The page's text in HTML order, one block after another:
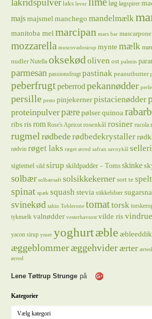
lakridspulver laks lever løg løgspirer
majsmajsmel manchego mandelmælk
manitoba mel marcipan mars bar mascarpone
mozzarella muscovadosirup mynte mælk
nudler Nutella oksekødoliven ost palmin
parmesan passionsfrugt pastinak peanutbutter
peberfrugtpeberrodpekannødder
persille pesto pinjekerner pistacienødder
proteinpulverpære pølser quinoa
ribs risrom Rose's Apricot rosenkål rosiner rucola
rugmel rødbederødbedekrystaller
rødvin røget laks røget ørred safran savoykål selleri
sigtemel sild sirup skildpadder - Toms skinke
solbær solbærsaft solsikkekerner sort te
spinat spæk squash stevia stikkelsbær
svinekød tahin Toblerone tomattorsk
tykmælk valnødder vesterhavsost vilde ris
yacon sirup ymer yoghurtæble
æggeblommeræggehviderærter
ørred
Lene Tøttrup Strunge på
Kategorier